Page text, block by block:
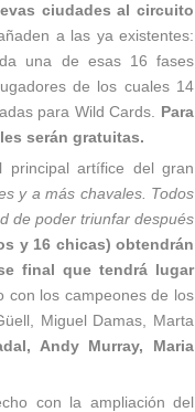
ciudades al circuito
a las ya existentes:
una de esas 16 fases
de los cuales 14
para Wild Cards. Para
serán gratuitas.
artífice del gran
y a más chavales. Todos
de poder triunfar después
y 16 chicas) obtendrán
final que tendrá lugar
con los campeones de los
Miguel Damas, Marta
Andy Murray, Maria
con la ampliación del